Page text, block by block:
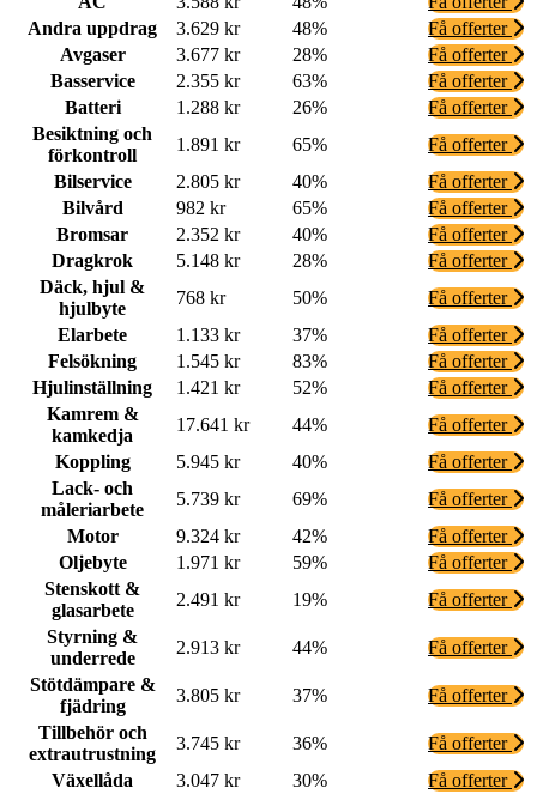
Andra uppdrag
3.629 kr 48%
Få offerter
Avgaser
3.677 kr 28%
Få offerter
Basservice
2.355 kr 63%
Få offerter
Batteri
1.288 kr 26%
Få offerter
Besiktning och
förkontroll
1.891 kr 65%
Få offerter
Bilservice
2.805 kr 40%
Få offerter
Bilvård
982 kr 65%
Få offerter
Bromsar
2.352 kr 40%
Få offerter
Dragkrok
5.148 kr 28%
Få offerter
Däck, hjul &
hjulbyte
768 kr 50%
Få offerter
Elarbete
1.133 kr 37%
Få offerter
Felsökning
1.545 kr 83%
Få offerter
Hjulinställning
1.421 kr 52%
Få offerter
Kamrem &
kamkedja
17.641 kr 44%
Få offerter
Koppling
5.945 kr 40%
Få offerter
Lack- och
måleriarbete
5.739 kr 69%
Få offerter
Motor
9.324 kr 42%
Få offerter
Oljebyte
1.971 kr 59%
Få offerter
Stenskott &
glasarbete
2.491 kr 19%
Få offerter
Styrning &
underrede
2.913 kr 44%
Få offerter
Stötdämpare &
fjädring
3.805 kr 37%
Få offerter
Tillbehör och
extrautrustning
3.745 kr 36%
Få offerter
Växellåda
3.047 kr 30%
Få offerter